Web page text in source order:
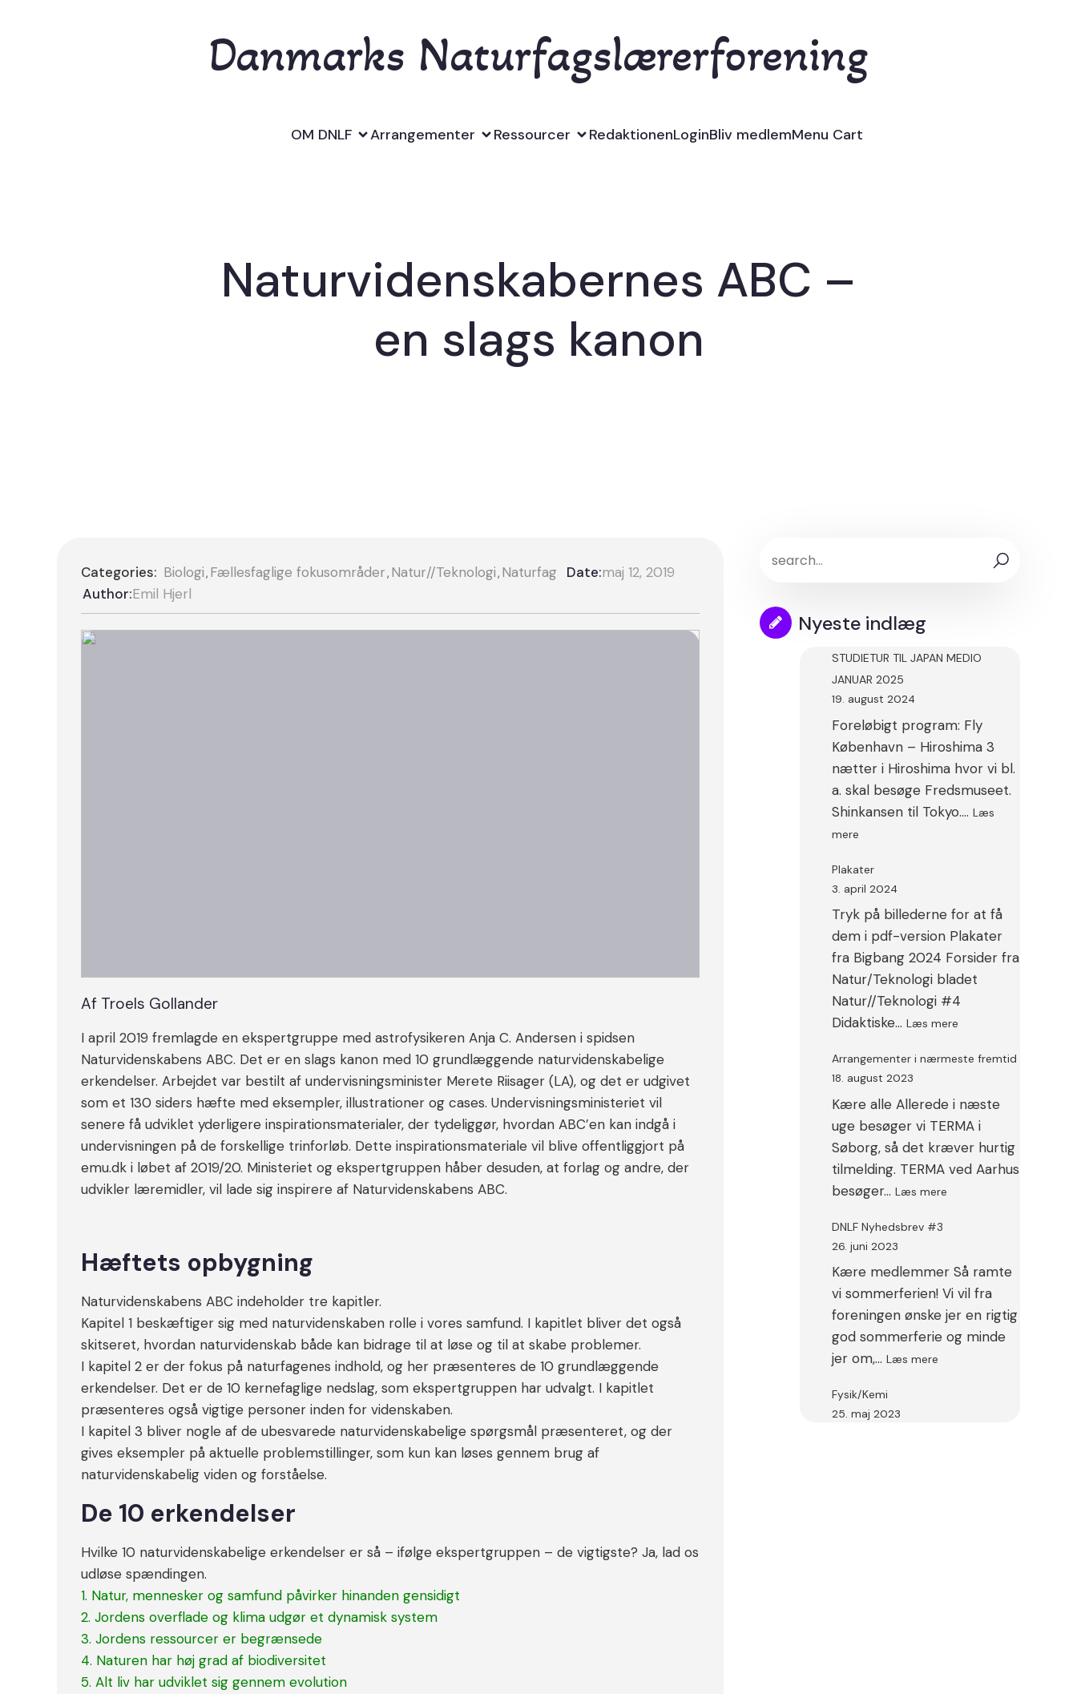
Danmarks Naturfagslærerforening
OM DNLF Arrangementer Ressourcer RedaktionenLoginBliv medlemMenu Cart
Naturvidenskabernes ABC –
en slags kanon
Categories: Biologi, Fællesfaglige fokusområder, Natur//Teknologi, Naturfag Date:maj 12, 2019
Author:Emil Hjerl
Af Troels Gollander
I april 2019 fremlagde en ekspertgruppe med astrofysikeren Anja C. Andersen i spidsen
Naturvidenskabens ABC. Det er en slags kanon med 10 grundlæggende naturvidenskabelige
erkendelser. Arbejdet var bestilt af undervisningsminister Merete Riisager (LA), og det er udgivet
som et 130 siders hæfte med eksempler, illustrationer og cases. Undervisningsministeriet vil
senere få udviklet yderligere inspirationsmaterialer, der tydeliggør, hvordan ABC’en kan indgå i
undervisningen på de forskellige trinforløb. Dette inspirationsmateriale vil blive offentliggjort på
emu.dk i løbet af 2019/20. Ministeriet og ekspertgruppen håber desuden, at forlag og andre, der
udvikler læremidler, vil lade sig inspirere af Naturvidenskabens ABC.
Hæftets opbygning
Naturvidenskabens ABC indeholder tre kapitler.
Kapitel 1 beskæftiger sig med naturvidenskaben rolle i vores samfund. I kapitlet bliver det også
skitseret, hvordan naturvidenskab både kan bidrage til at løse og til at skabe problemer.
I kapitel 2 er der fokus på naturfagenes indhold, og her præsenteres de 10 grundlæggende
erkendelser. Det er de 10 kernefaglige nedslag, som ekspertgruppen har udvalgt. I kapitlet
præsenteres også vigtige personer inden for videnskaben.
I kapitel 3 bliver nogle af de ubesvarede naturvidenskabelige spørgsmål præsenteret, og der
gives eksempler på aktuelle problemstillinger, som kun kan løses gennem brug af
naturvidenskabelig viden og forståelse.
De 10 erkendelser
Hvilke 10 naturvidenskabelige erkendelser er så – ifølge ekspertgruppen – de vigtigste? Ja, lad os
udløse spændingen.
1. Natur, mennesker og samfund påvirker hinanden gensidigt
2. Jordens overflade og klima udgør et dynamisk system
3. Jordens ressourcer er begrænsede
4. Naturen har høj grad af biodiversitet
5. Alt liv har udviklet sig gennem evolution
Nyeste indlæg
STUDIETUR TIL JAPAN MEDIO
JANUAR 2025
19. august 2024
Foreløbigt program: Fly
København – Hiroshima 3
nætter i Hiroshima hvor vi bl.
a. skal besøge Fredsmuseet.
Shinkansen til Tokyo.…Læs
mere
TIL
MEDIO
JANUAR
2025
Plakater
3. april 2024
Tryk på billederne for at få
dem i pdf-version Plakater
fra Bigbang 2024 Forsider fra
Natur/Teknologi bladet
Natur//Teknologi #4
Didaktiske…Læs mere
Arrangementer i nærmeste fremtid
18. august 2023
Kære alle Allerede i næste
uge besøger vi TERMA i
Søborg, så det kræver hurtig
tilmelding. TERMA ved Aarhus
besøger…Læs mere
DNLF Nyhedsbrev #3
26. juni 2023
Kære medlemmer Så ramte
vi sommerferien! Vi vil fra
foreningen ønske jer en rigtig
god sommerferie og minde
jer om,…Læs mere
Fysik/Kemi
25. maj 2023